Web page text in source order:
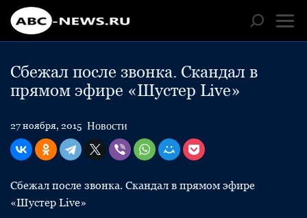
Сбежал после звонка. Скандал в
прямом эфире «Шустер Live»
27 ноября, 2015 Новости
Сбежал после звонка. Скандал в прямом эфире
«Шустер Live»